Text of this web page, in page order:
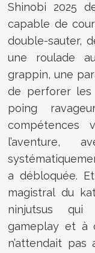
Shinobi 2025
capable de
double-sauter,
une roulade
grappin, une
de perforer les
poing
l’aventure,
a débloquée.
magistral du
ninjutsus qui
gameplay et à
n’attendait